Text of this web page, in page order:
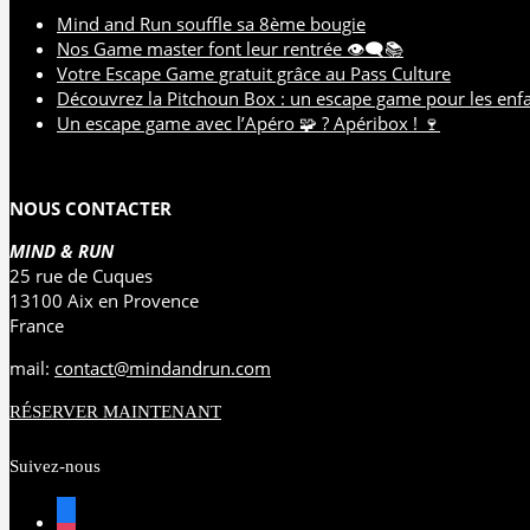
Mind and Run souffle sa 8ème bougie
Nos Game master font leur rentrée 👁️‍🗨️📚
Votre Escape Game gratuit grâce au Pass Culture
Découvrez la Pitchoun Box : un escape game pour les
Un escape game avec l’Apéro 🧩 ? Apéribox ! 🍷
NOUS CONTACTER
MIND & RUN
25 rue de Cuques
13100 Aix en Provence
France
mail: contact@mindandrun.com
RÉSERVER MAINTENANT
Suivez-nous
facebook